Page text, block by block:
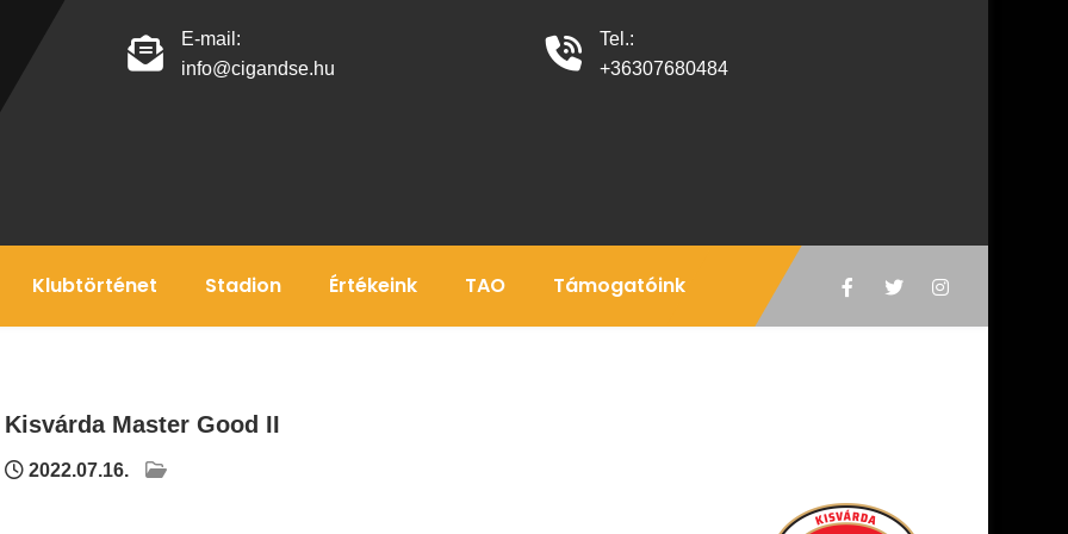
E-mail:
info@cigandse.hu
Tel.:
+36307680484
Klubtörténet Stadion Értékeink TAO Támogatóink
Kisvárda Master Good II
2022.07.16.